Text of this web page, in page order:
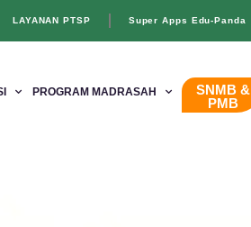
LAYANAN PTSP Super Apps Edu-Panda
PROGRAM MADRASAH
SNMB &
PMB